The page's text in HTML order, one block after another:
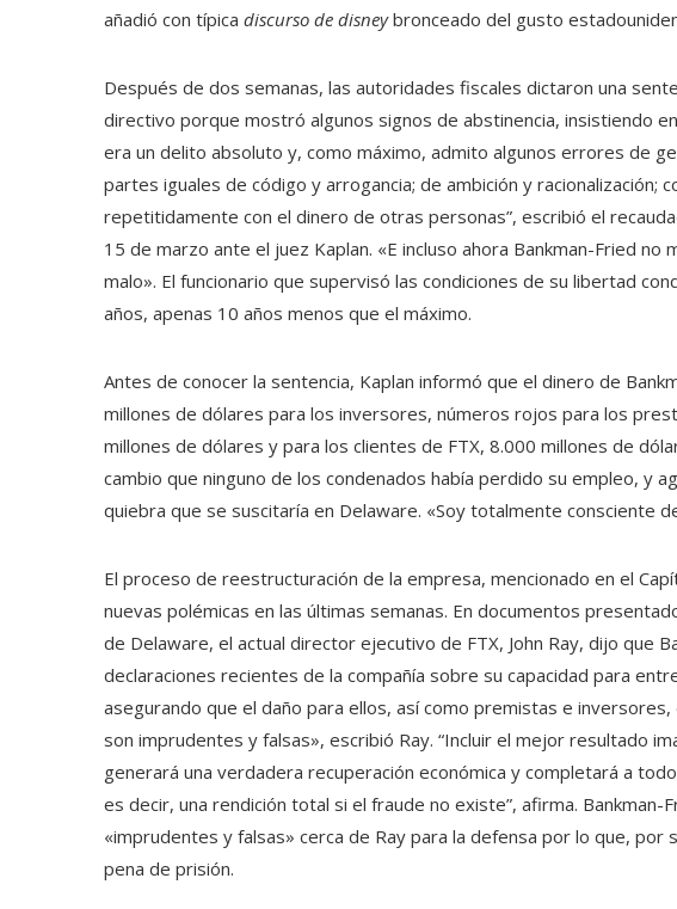
añadió con típica discurso de disneybronceado del gusto
Después de dos semanas, las autoridades fiscales dictaron una
directivo porque mostró algunos signos de abstinencia, insistiendo
era un delito absoluto y, como máximo, admito algunos errores de
partes iguales de código y arrogancia; de ambición y racionalización;
repetitidamente con el dinero de otras personas”, escribió el
15 de marzo ante el juez Kaplan. «E incluso ahora Bankman-Fried no
malo». El funcionario que supervisó las condiciones de su libertad
años, apenas 10 años menos que el máximo.
Antes de conocer la sentencia, Kaplan informó que el dinero de
millones de dólares para los inversores, números rojos para los
millones de dólares y para los clientes de FTX, 8.000 millones de
cambio que ninguno de los condenados había perdido su empleo, y
quiebra que se suscitaría en Delaware. «Soy totalmente consciente
El proceso de reestructuración de la empresa, mencionado en el
nuevas polémicas en las últimas semanas. En documentos
de Delaware, el actual director ejecutivo de FTX, John Ray, dijo que
declaraciones recientes de la compañía sobre su capacidad para
asegurando que el daño para ellos, así como premistas e
son imprudentes y falsas», escribió Ray. “Incluir el mejor resultado
generará una verdadera recuperación económica y completará a
es decir, una rendición total si el fraude no existe”, afirma. Bankman-
«imprudentes y falsas» cerca de Ray para la defensa por lo que, por
pena de prisión.